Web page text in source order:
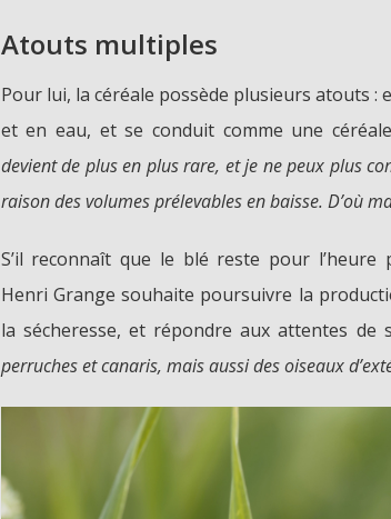
Atouts multiples
Pour lui, la céréale possède plusieurs atouts :
et en eau, et se conduit comme une
devient de plus en plus rare, et je ne peux plus
raison des volumes prélevables en baisse. D’où
S’il reconnaît que le blé reste pour l’heure
Henri Grange souhaite poursuivre la
la sécheresse, et répondre aux attentes de
perruches et canaris, mais aussi des oiseaux